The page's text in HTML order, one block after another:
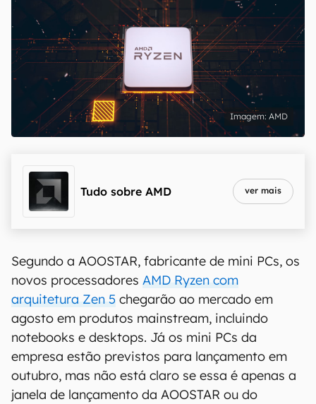
AMD
Tudo sobre AMD ver mais
Segundo a AOOSTAR, fabricante de mini PCs, os
novos processadores AMD Ryzen com
arquitetura Zen 5 chegarão ao mercado em
agosto em produtos mainstream, incluindo
notebooks e desktops. Já os mini PCs da
empresa estão previstos para lançamento em
outubro, mas não está claro se essa é apenas a
janela de lançamento da AOOSTAR ou do